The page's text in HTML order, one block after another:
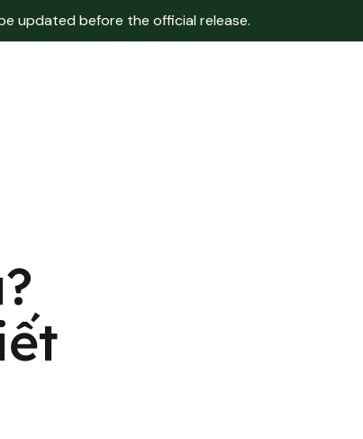
updated before the official release.